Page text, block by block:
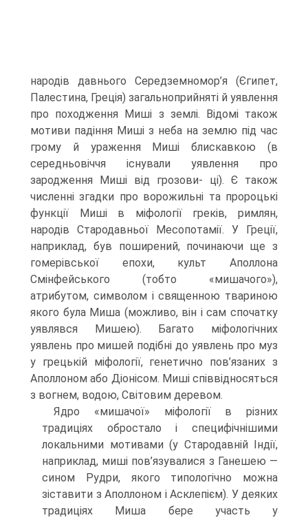
народів давнього Середземномор’я (Єгипет,
Палестина, Греція) загальноприйняті й уявлення
про походження Миші з землі. Ві­домі також
мотиви падіння Миші з неба на землю під час
грому й ураження Миші блискавкою (в
середньовіччя існували уявлення про
зародження Миші від грозови- ці). Є також
численні згадки про ворожильні та пророцькі
функції Миші в міфології греків, римлян,
народів Стародавньої Месопотамії. У Греції,
наприклад, був поши­рений, починаючи ще з
гомерівської епохи, культ Аполлона
Смінфейського (тобто «мишачого»),
атрибутом, символом і священною твариною
якого була Миша (мож­ливо, він і сам спочатку
уявлявся Мишею). Багато міфологічних
уявлень про мишей подібні до уявлень про муз
у грецькій міфології, генетично пов’язаних з
Аполлоном або Діонісом. Миші співвідносяться
з вогнем, водою, Світовим деревом.
Ядро «мишачої» міфології в різних
традиціях обростало і специфічніши­ми
локальними мотивами (у Стародавній Індії,
наприклад, миші пов’язували­ся з Ганешею —
сином Рудри, якого типологічно можна
зіставити з Аполлоном і Асклепієм). У деяких
традиціях Миша бере участь у